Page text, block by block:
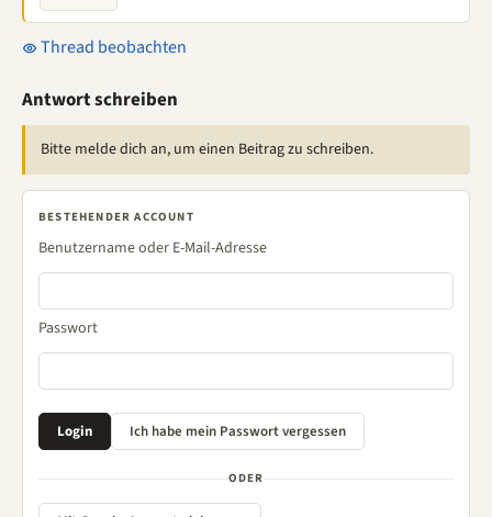
Thread beobachten
Antwort schreiben
Bitte melde dich an, um einen Beitrag zu schreiben.
BESTEHENDER ACCOUNT
Benutzername oder E-Mail-Adresse
Passwort
ODER